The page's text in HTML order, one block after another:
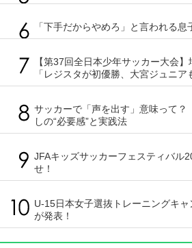
「下手だからやめろ」と言われる息
【第37回全日本少年サッカー大会
「レジスタが初優勝、大宮ジュニア
サッカーで「声を出す」意味って
しの“必要感”と実践法
JFAキッズサッカーフェスティバル
せ！
U-15日本女子選抜トレーニングキ
が発表！